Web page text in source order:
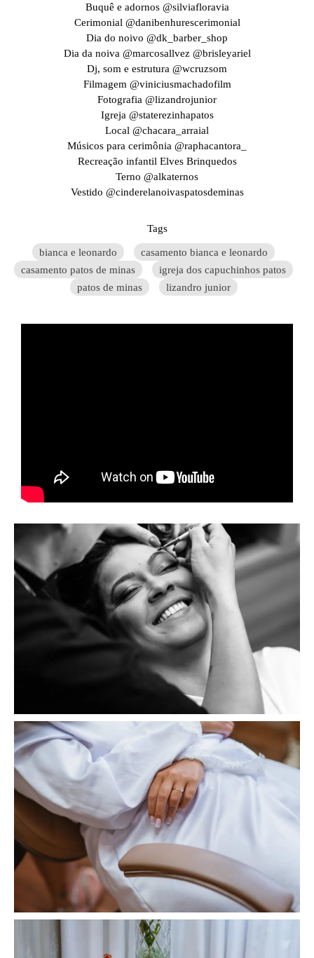
Buquê e adornos @silviafloravia
Cerimonial @danibenhurescerimonial
Dia do noivo @dk_barber_shop
Dia da noiva @marcosallvez @brisleyariel
Dj, som e estrutura @wcruzsom
Filmagem @viniciusmachadofilm
Fotografia @lizandrojunior
Igreja @staterezinhapatos
Local @chacara_arraial
Músicos para cerimônia @raphacantora_
Recreação infantil Elves Brinquedos
Terno @alkaternos
Vestido @cinderelanoivaspatosdeminas
Tags
bianca e leonardo
casamento bianca e leonardo
casamento patos de minas
igreja dos capuchinhos patos
patos de minas
lizandro junior